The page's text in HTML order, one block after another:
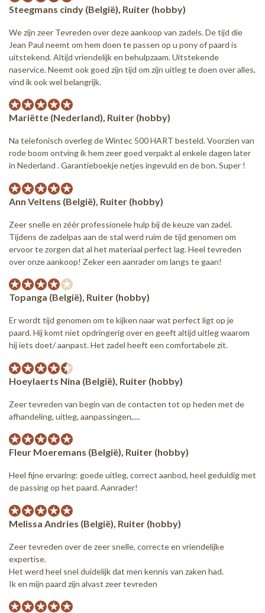
Steegmans cindy (België), Ruiter (hobby)
We zijn zeer Tevreden over deze aankoop van zadels. De tijd die
Jean Paul neemt om hem doen te passen op u pony of paard is
uitstekend. Altijd vriendelijk en behulpzaam. Uitstekende
naservice. Neemt ook goed zijn tijd om zijn uitleg te doen over alles,
vind ik ook wel belangrijk.
Mariëtte (Nederland), Ruiter (hobby)
Na telefonisch overleg de Wintec 500 HART besteld. Voorzien van
rode boom ontving ik hem zeer goed verpakt al enkele dagen later
in Nederland . Garantieboekje netjes ingevuld en de bon. Super !
Ann Veltens (België), Ruiter (hobby)
Zeer snelle en zéér professionele hulp bij de keuze van zadel.
Tijdens de zadelpas aan de stal werd ruim de tijd genomen om
ervoor te zorgen dat al het materiaal perfect lag. Heel tevreden
over onze aankoop! Zeker een aanrader om langs te gaan!
Topanga (België), Ruiter (hobby)
Er wordt tijd genomen om te kijken naar wat perfect ligt op je
paard. Hij komt niet opdringerig over en geeft altijd uitleg waarom
hij iets doet/ aanpast. Het zadel heeft een comfortabele zit.
Hoeylaerts Nina (België), Ruiter (hobby)
Zeer tevreden van begin van de contacten tot op heden met de
afhandeling, uitleg, aanpassingen,....
Fleur Moeremans (België), Ruiter (hobby)
Heel fijne ervaring: goede uitleg, correct aanbod, heel geduldig met
de passing op het paard. Aanrader!
Melissa Andries (België), Ruiter (hobby)
Zeer tevreden over de zeer snelle, correcte en vriendelijke
expertise.
Het werd heel snel duidelijk dat men kennis van zaken had.
Ik en mijn paard zijn alvast zeer tevreden